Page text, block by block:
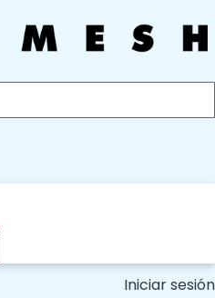
Iniciar sesión